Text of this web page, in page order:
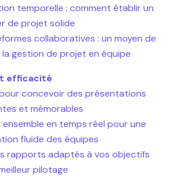
temporelle : comment établir un
de projet solide
collaboratives : un moyen de
la gestion de projet en équipe
efficacité
concevoir des présentations
et mémorables
ensemble en temps réel pour une
fluide des équipes
rapports adaptés à vos objectifs
pilotage